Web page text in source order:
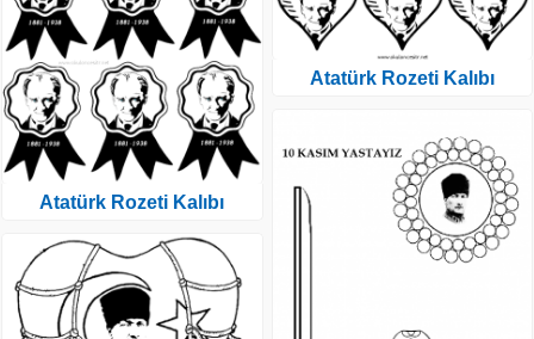
Atatürk Rozeti Kalıbı
Atatürk Rozeti Kalıbı